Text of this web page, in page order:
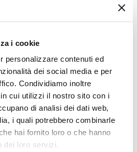
i cookie
personalizzare contenuti ed
dei social media e per
Condividiamo inoltre
cui utilizzi il nostro sito con i
di analisi dei dati web,
i quali potrebbero combinarle
hai fornito loro o che hanno
dei loro servizi.